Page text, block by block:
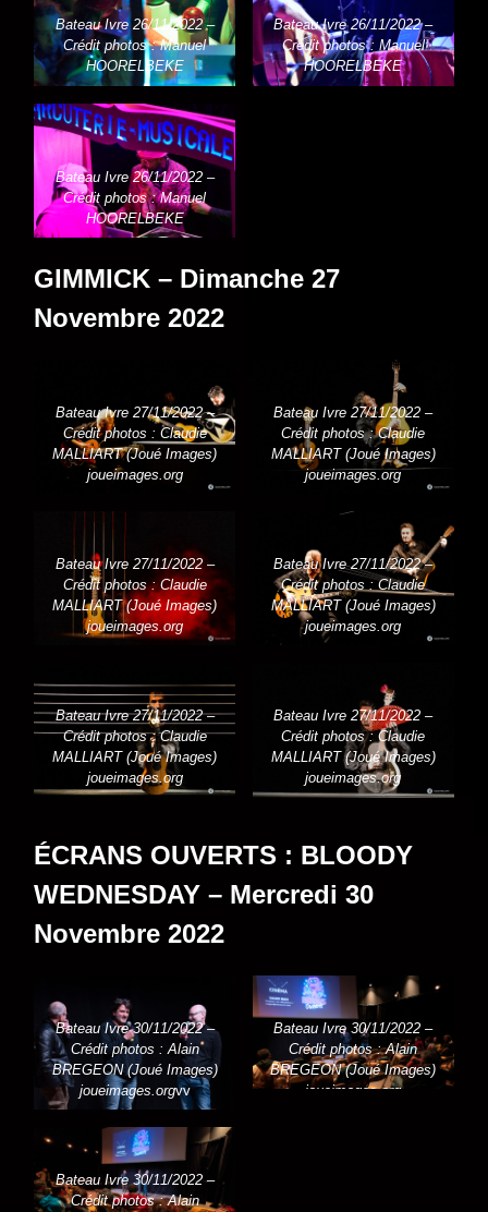
Bateau Ivre 26/11/2022 –
Crédit photos : Manuel
HOORELBEKE
Bateau Ivre 26/11/2022 –
Crédit photos : Manuel
HOORELBEKE
Bateau Ivre 26/11/2022 –
Crédit photos : Manuel
HOORELBEKE
GIMMICK – Dimanche 27
Novembre 2022
Bateau Ivre 27/11/2022 –
Crédit photos : Claudie
MALLIART (Joué Images)
joueimages.org
Bateau Ivre 27/11/2022 –
Crédit photos : Claudie
MALLIART (Joué Images)
joueimages.org
Bateau Ivre 27/11/2022 –
Crédit photos : Claudie
MALLIART (Joué Images)
joueimages.org
Bateau Ivre 27/11/2022 –
Crédit photos : Claudie
MALLIART (Joué Images)
joueimages.org
Bateau Ivre 27/11/2022 –
Crédit photos : Claudie
MALLIART (Joué Images)
joueimages.org
Bateau Ivre 27/11/2022 –
Crédit photos : Claudie
MALLIART (Joué Images)
joueimages.org
ÉCRANS OUVERTS : BLOODY
WEDNESDAY – Mercredi 30
Novembre 2022
Bateau Ivre 30/11/2022 –
Crédit photos : Alain
BREGEON (Joué Images)
joueimages.orgvv
Bateau Ivre 30/11/2022 –
Crédit photos : Alain
joueimages.org
Bateau Ivre 30/11/2022 –
Crédit photos : Alain
BREGEON (Joué Images)
joueimages.org